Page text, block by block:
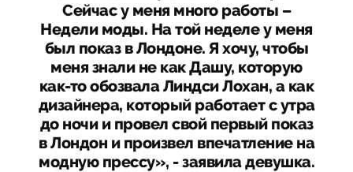
Сейчас у меня много работы –
Недели моды. На той неделе у меня
был показ в Лондоне. Я хочу, чтобы
меня знали не как Дашу, которую
как-то обозвала Линдси Лохан, а как
дизайнера, который работает с утра
до ночи и провел свой первый показ
в Лондон и произвел впечатление на
модную прессу», - заявила девушка.